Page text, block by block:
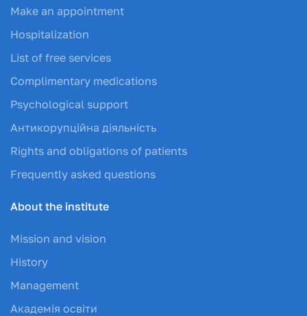
Make an appointment
Hospitalization
List of free services
Complimentary medications
Psychological support
Антикорупційна діяльність
Rights and obligations of patients
Frequently asked questions
About the institute
Mission and vision
History
Management
Академія освіти